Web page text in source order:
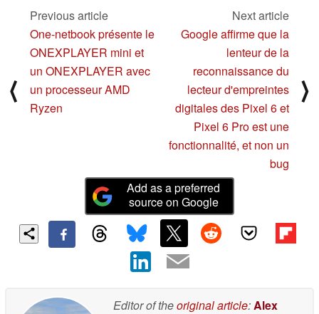
⟨
Previous article
One-netbook présente le
ONEXPLAYER mini et
un ONEXPLAYER avec
un processeur AMD
Ryzen
Next article
Google affirme que la
lenteur de la
reconnaissance du
lecteur d'empreintes
digitales des Pixel 6 et
Pixel 6 Pro est une
fonctionnalité, et non un
bug
⟩
Add as a preferred
source on Google
Editor of theoriginal article:Alex